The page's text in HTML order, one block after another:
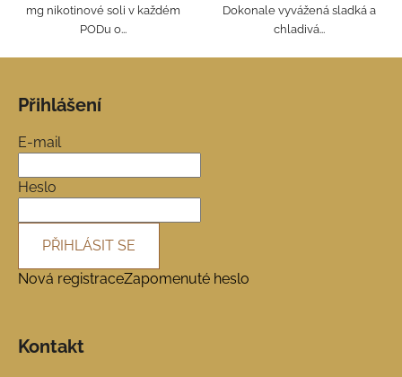
mg nikotinové soli v každém
PODu o...
Dokonale vyvážená sladká a
chladivá...
Přihlášení
E-mail
Heslo
PŘIHLÁSIT SE
Nová registraceZapomenuté heslo
Kontakt